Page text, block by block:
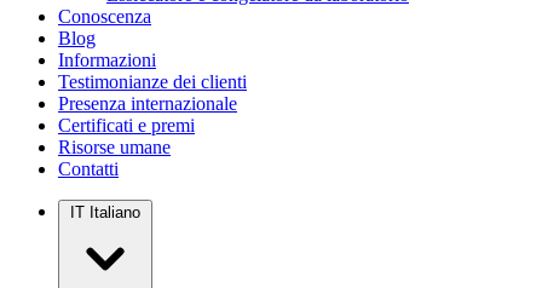
Conoscenza
Blog
Informazioni
Testimonianze dei clienti
Presenza internazionale
Certificati e premi
Risorse umane
Contatti
IT Italiano